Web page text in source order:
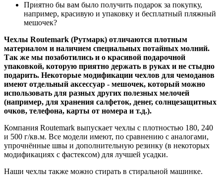
Приятно бы вам было получить подарок за покупку,
например, красивую и упаковку и бесплатный пляжный
мешочек?
Чехлы Routemark (Рутмарк) отличаются плотным
материалом и наличием специальных потайных молний.
Так же мы позаботились и о красивой подарочной
упаковкой, которую приятно держать в руках и не стыдно
подарить. Некоторые модификации чехлов для чемоданов
имеют отдельный аксессуар - мешочек, который можно
использовать для разных других полезных мелочей
(например, для хранения салфеток, денег, солнцезащитных
очков, телефона, карты от номера и т.д.).
Компания Routemark выпускает чехлы с плотностью 180, 240
и 500 г/кв.м. Все модели имеют, по сравнению с аналогами,
упрочнённые швы и дополнительную резинку (в некоторых
модификациях с фастексом) для лучшей усадки.
Наши чехлы также можно стирать в стиральной машинке.